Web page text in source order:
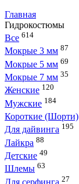
Главная
Гидрокостюмы
Все 614
Мокрые 3 мм 87
Мокрые 5 мм 69
Мокрые 7 мм 35
Женские 120
Мужские 184
Короткие (Шорти)
Для дайвинга 195
Лайкра 88
Детские 49
Шлемы 63
Для серфинга 27